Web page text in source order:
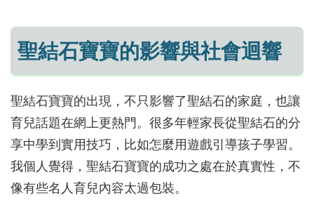
聖結石寶寶的影響與社會迴響
聖結石寶寶的出現，不只影響了聖結石的家庭，也讓
育兒話題在網上更熱門。很多年輕家長從聖結石的分
享中學到實用技巧，比如怎麼用遊戲引導孩子學習。
我個人覺得，聖結石寶寶的成功之處在於真實性，不
像有些名人育兒內容太過包裝。